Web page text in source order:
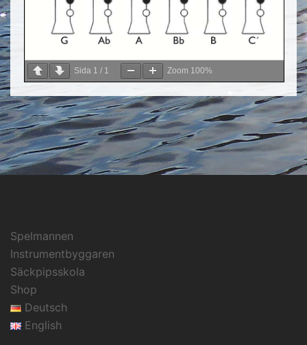
Sida 1 / 1 Zoom 100%
Spelmannen
Instrumentbyggaren
Säckpipsskola
Shop
Deutsch
English